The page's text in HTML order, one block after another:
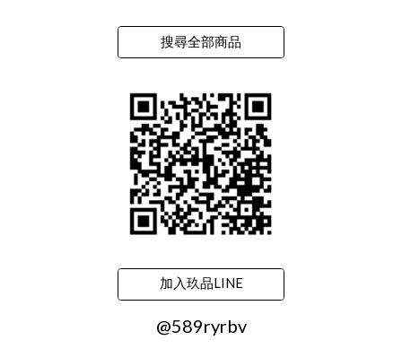
搜尋全部商品
加入玖品LINE
@589ryrbv